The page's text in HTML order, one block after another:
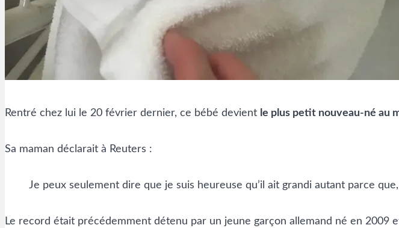
Rentré chez lui le 20 février dernier, ce bébé devient le plus petit nouveau-né au
Sa maman déclarait à Reuters :
Je peux seulement dire que je suis heureuse qu’il ait grandi autant parce
Le record était précédemment détenu par un jeune garçon allemand né en 2009